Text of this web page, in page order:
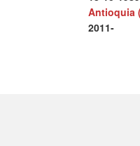
Antioquia
2011-